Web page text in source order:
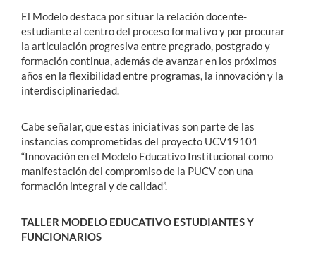
El Modelo destaca por situar la relación docente-
estudiante al centro del proceso formativo y por procurar
la articulación progresiva entre pregrado, postgrado y
formación continua, además de avanzar en los próximos
años en la flexibilidad entre programas, la innovación y la
interdisciplinariedad.
Cabe señalar, que estas iniciativas son parte de las
instancias comprometidas del proyecto UCV19101
“Innovación en el Modelo Educativo Institucional como
manifestación del compromiso de la PUCV con una
formación integral y de calidad”.
TALLER MODELO EDUCATIVO ESTUDIANTES Y
FUNCIONARIOS